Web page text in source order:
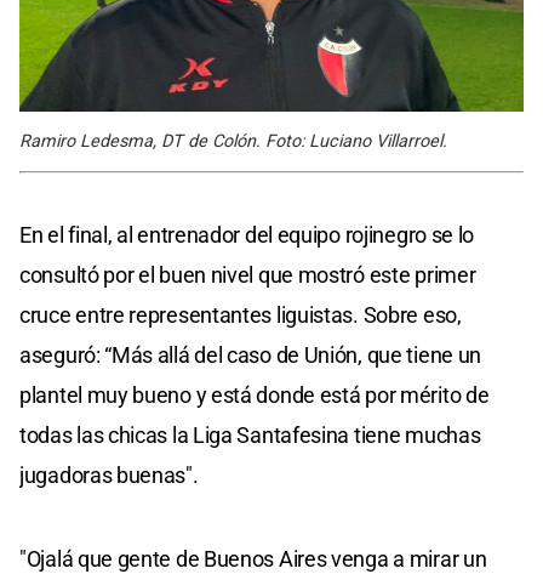
Ramiro Ledesma, DT de Colón. Foto: Luciano Villarroel.
En el final, al entrenador del equipo rojinegro se lo
consultó por el buen nivel que mostró este primer
cruce entre representantes liguistas. Sobre eso,
aseguró: “Más allá del caso de Unión, que tiene un
plantel muy bueno y está donde está por mérito de
todas las chicas la Liga Santafesina tiene muchas
jugadoras buenas".
"Ojalá que gente de Buenos Aires venga a mirar un